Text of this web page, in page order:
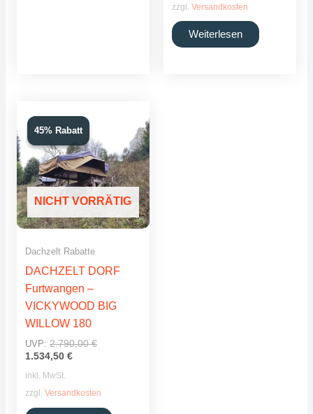
2.093,00 €.
zzgl. Versandkosten
Weiterlesen
45% Rabatt
NICHT VORRÄTIG
45% Rabatt
Dachzelt Rabatte
DACHZELT DORF
Furtwangen –
VICKYWOOD BIG
WILLOW 180
UVP: 2.790,00€Ursprünglicher
1.534,50 €Aktueller
1.534,50 €.
inkl. MwSt.
zzgl. Versandkosten